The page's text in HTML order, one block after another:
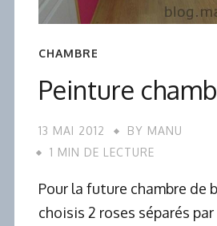
CHAMBRE
Peinture
13 MAI 2012 BY MANU
1 MIN DE LECTURE
Pour la future chambre de
choisis 2 roses séparés